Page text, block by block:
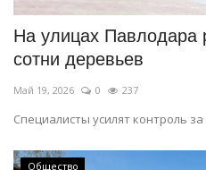
На улицах Павлодара
сотни деревьев
Май 19, 2026 0 237
Специалисты усилят контроль
Общество